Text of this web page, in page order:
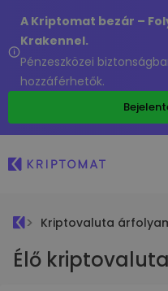
A Kriptomat bezár –
Krakennel.
Pénzeszközei
hozzáférhetők.
Kriptovaluta
Élő